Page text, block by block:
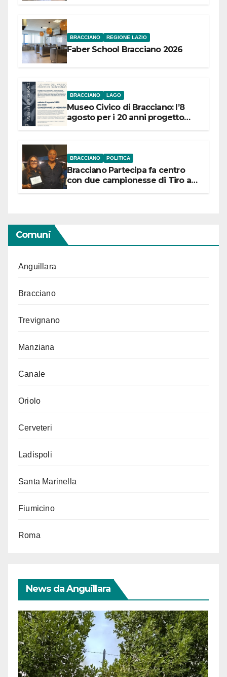
BRACCIANO REGIONE LAZIO
Faber School Bracciano 2026
BRACCIANO LAGO
Museo Civico di Bracciano: l’8
agosto per i 20 anni progetto
BRACCIANO POLITICA
Bracciano Partecipa fa centro
con due campionesse di Tiro a
Comuni
Anguillara
Bracciano
Trevignano
Manziana
Canale
Oriolo
Cerveteri
Ladispoli
Santa Marinella
Fiumicino
Roma
News da Anguillara